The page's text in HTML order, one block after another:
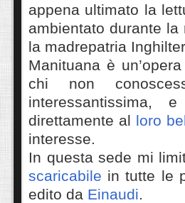
appena ultimato la
ambientato durante
la madrepatria
Manituana è
chi non
interessantissima,
direttamente al loro
interesse.
In questa sede mi
scaricabile in tutte le
edito da Einaudi.